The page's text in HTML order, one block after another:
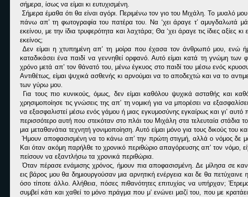
σήμερα, ίσως να είμαι κι ευτυχισμένη.
Σήμερα έμαθα ότι θα είναι αγόρι. Περιμένω τον γιο του Μιχάλη. Το μυαλό
πάνω απ’ τη φωτογραφία του πατέρα του. Να ‘χει άραγε τ’ αμυγδαλωτά
εκείνου, με την ίδια τρυφερότητα και λαχτάρα; Θα ‘χει άραγε τις ίδιες
εκείνος;
Δεν είμαι η χτυπημένη απ’ τη μοίρα που έχασα τον άνθρωπό μου, ενώ
καταδικάσει ένα παιδί να γεννηθεί ορφανό. Αυτό είμαι κατά τη γνώμη
χρόνο μετά απ’ τον θάνατό του, μένω έγκυος στο παιδί του μέσω ενός
Αντιθέτως, είμαι ψυχικά ασθενής κι αρνούμαι να το αποδεχτώ και να το
των γύρω μου.
Για τους πιο κυνικούς, όμως, δεν είμαι καθόλου ψυχικά ασταθής και
χρησιμοποίησε τις γνώσεις της απ’ τη νομική για να μπορέσει να
να εξασφαλιστεί μέσω ενός γάμου ή μιας εγκυμοσύνης εγκαίρως και γι’
περισσότερο αυτή που στεκόταν στο πλάι του Μιχάλη στα τελευταία
μια μεταθανάτια τεχνητή γονιμοποίηση. Αυτό είμαι μόνο για τους δικούς του
Ήμουν αποφασισμένη να το κάνω απ’ την πρώτη στιγμή, αλλά ο νόμος δε
Και όταν ακόμη παρήλθε το χρονικό περιθώριο απαγόρευσης απ’ τον
πείσουν να εξαντλήσω τα χρονικά περιθώρια.
Όταν πέρασε ενάμισης χρόνος, ήμουν πια αποφασισμένη. Δε μίλησα σε
εις βάρος μου θα δημιουργούσαν μια αρνητική ενέργεια και δε θα
όσο τίποτε άλλο. Αλήθεια, πόσες πιθανότητες επιτυχίας να υπήρχαν;
συμβεί κάτι και χαθεί το μόνο πράγμα που μ’ ενώνει μαζί του, που με